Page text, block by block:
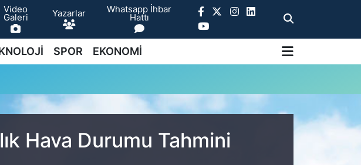
Video
Galeri Yazarlar Whatsapp İhbar
Hattı
SPOR EKONOMİ
Hava Durumu Tahmini